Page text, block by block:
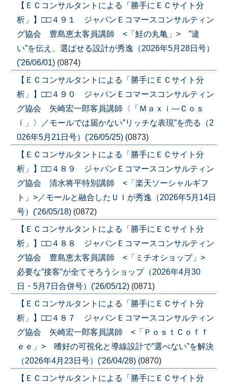
【ＥＣコンサルタントによる「勝手にＥＣサイト分
析」】□□４９１ ジャパンＥコマースコンサルティン
グ協会 豊島恵太客員講師 <「鮭の丸亀」> ”違
い”を伝え、選ばせる設計が秀逸（2026年5月28日号）
('26/06/01) (0874)
【ＥＣコンサルタントによる「勝手にＥＣサイト分
析」】□□４９０ ジャパンＥコマースコンサルティン
グ協会 矢崎宏一郎客員講師〈「Ｍａｘｉ―Ｃｏｓ
ｉ」〉／モールでは届かない”リッチな表現”を売る（2
026年5月21日号）('26/05/25) (0873)
【ＥＣコンサルタントによる「勝手にＥＣサイト分
析」】□□４８９ ジャパンＥコマースコンサルティン
グ協会 清水将平特別講師 <「楽天ソーシャルギフ
ト」>／モールと融合したＵＩが秀逸（2026年5月14日
号）('26/05/18) (0872)
【ＥＣコンサルタントによる「勝手にＥＣサイト分
析」】□□４８８ ジャパンＥコマースコンサルティン
グ協会 豊島恵太客員講師 <「ミチオショップ」>
必要な”接客”が全てそろうショップ（2026年4月30
日・5月7日合併号）('26/05/12) (0871)
【ＥＣコンサルタントによる「勝手にＥＣサイト分
析」】□□４８７ ジャパンＥコマースコンサルティン
グ協会 矢崎宏一郎客員講師 <「ＰｏｓｔＣｏｆｆ
ｅｅ」> 嗜好の可視化と導線設計で”選べない”を解決
（2026年4月23日号）('26/04/28) (0870)
【ＥＣコンサルタントによる「勝手にＥＣサイト分